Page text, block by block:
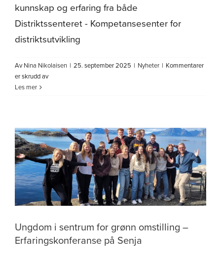
kunnskap og erfaring fra både
Distriktssenteret - Kompetansesenter for
distriktsutvikling
AvNina Nikolaisen | 25. september 2025 | Nyheter | Kommentarer
er skrudd avfor
Les mer
Ungdom i sentrum for grønn omstilling –
Erfaringskonferanse på Senja